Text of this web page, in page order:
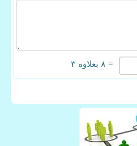
= ۸ بعلاوه ۳